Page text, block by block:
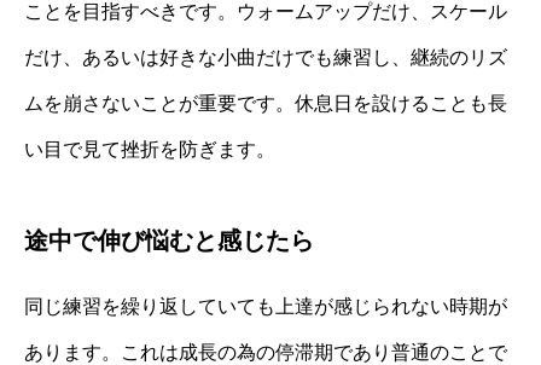
ことを目指すべきです。ウォームアップだけ、スケール
だけ、あるいは好きな小曲だけでも練習し、継続のリズ
ムを崩さないことが重要です。休息日を設けることも長
い目で見て挫折を防ぎます。
途中で伸び悩むと感じたら
同じ練習を繰り返していても上達が感じられない時期が
あります。これは成長の為の停滞期であり普通のことで